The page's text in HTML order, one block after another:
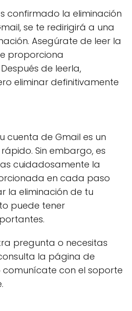
confirmado la eliminación
se te redirigirá a una
Asegúrate de leer la
proporciona
de leerla,
eliminar definitivamente
cuenta de Gmail es un
Sin embargo, es
cuidadosamente la
en cada paso
la eliminación de tu
puede tener
pregunta o necesitas
la página de
con el soporte